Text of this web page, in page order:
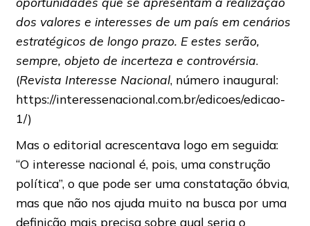
dos valores e interesses de um país em cenários
estratégicos de longo prazo. E estes serão,
sempre, objeto de incerteza e controvérsia.
(Revista Interesse Nacional, número inaugural:
https://interessenacional.com.br/edicoes/edicao-
1/)
Mas o editorial acrescentava logo em seguida:
“O interesse nacional é, pois, uma construção
política”, o que pode ser uma constatação óbvia,
mas que não nos ajuda muito na busca por uma
definição mais precisa sobre qual seria o